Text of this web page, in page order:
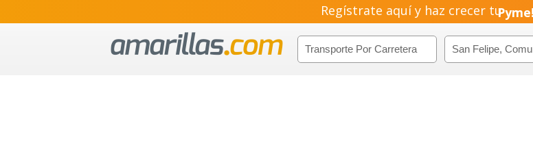
Regístrate aquí y haz crecer tuPyme!